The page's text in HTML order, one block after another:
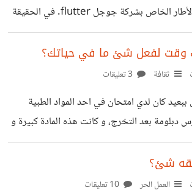
platform بالأطار الخاص بشركة جوجل flutter. في الحقيقة
مع عملاء، لذلك لجأت إلي فكرة بيع
الجاهزة علي موقع مشهور جدا يسمي
موقع. Codecaynon حيث أن هذا الموقع يتيح للمبرمجين بيع
من المنتجات الرقمية. انشأت اول تطبيق لي ثم
قمت برفعه علي codecaynon و الحمد لله تم قبوله، ولمن لا
وقت لفعل شئ ما في حياتك؟
ثقافة
كان لدي امتحان في احد المواد الطبية
دبلومة بعد التخرج، و كانت هذه المادة كبيرة و
علي الامتحان يوم واحد فقط. و كان في هذا
المادة أصاب باليأس لأنها فعلا كبيرة و كلها
لدرجة انني فكرت إلا اذهب إلي هذا الامتحان.
شئ؟
العمل الحر